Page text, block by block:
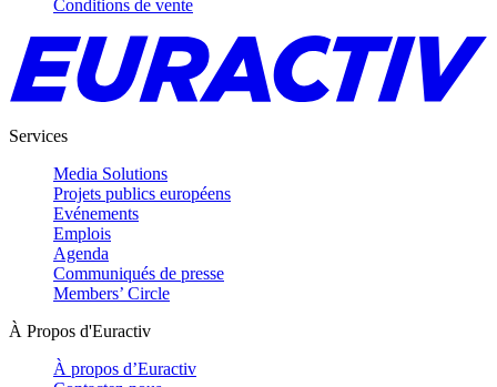
Conditions de vente
Services
Media Solutions
Projets publics européens
Evénements
Emplois
Agenda
Communiqués de presse
Members’ Circle
À Propos d'Euractiv
À propos d’Euractiv